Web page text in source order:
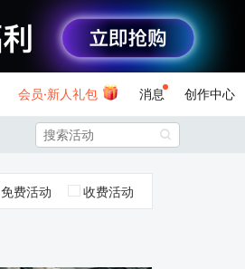
会员·新人礼包 消息 创作中心

免费活动 收费活动